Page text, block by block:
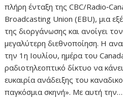
πλήρη ένταξη της CBC/
Broadcasting Union (EBU), μια
της διοργάνωσης και ανοίγει
μεγαλύτερη διεθνοποίηση. Η
την 1η Ιουλίου, ημέρα του
ραδιοτηλεοπτικό δίκτυο να
ευκαιρία ανάδειξης του
παγκόσμια σκηνή». Με αυτή την…